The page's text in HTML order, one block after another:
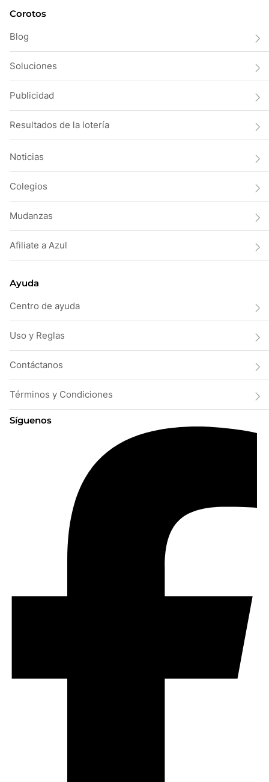
Corotos
Blog
Soluciones
Publicidad
Resultados de la lotería
Noticias
Colegios
Mudanzas
Afiliate a Azul
Ayuda
Centro de ayuda
Uso y Reglas
Contáctanos
Términos y Condiciones
Síguenos